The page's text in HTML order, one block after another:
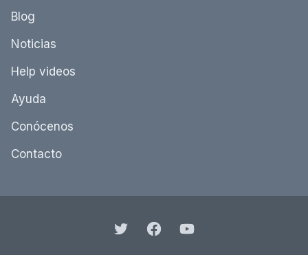
Blog
Noticias
Help videos
Ayuda
Conócenos
Contacto